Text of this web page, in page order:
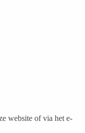
website of via het e-